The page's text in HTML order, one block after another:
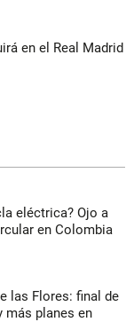
en el Real Madrid
eléctrica? Ojo a
en Colombia
las Flores: final de
más planes en